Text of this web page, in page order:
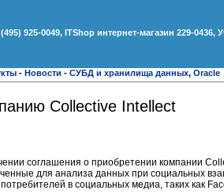
(495) 925-0049, ITShop интернет-магазин 229-0436,
- Новости - СУБД и хранилища данных, Oracle
Collective Intellect
соглашения о приобретении компании
для анализа данных при социальных
в социальных медиа, таких как